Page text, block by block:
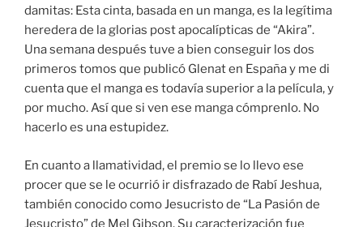
damitas: Esta cinta, basada en un manga, es la legítima
heredera de la glorias post apocalípticas de “Akira”.
Una semana después tuve a bien conseguir los dos
primeros tomos que publicó Glenat en España y me di
cuenta que el manga es todavía superior a la película, y
por mucho. Así que si ven ese manga cómprenlo. No
hacerlo es una estupidez.
En cuanto a llamatividad, el premio se lo llevo ese
procer que se le ocurrió ir disfrazado de Rabí Jeshua,
también conocido como Jesucristo de “La Pasión de
Jesucristo” de Mel Gibson. Su caracterización fue